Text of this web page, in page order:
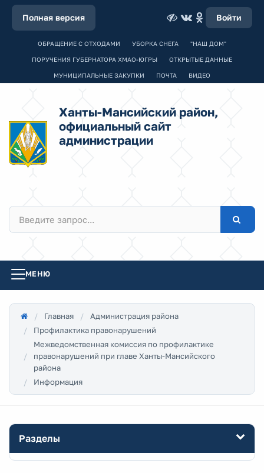
Полная версия Войти
ОБРАЩЕНИЕ С ОТХОДАМИ УБОРКА СНЕГА "НАШ ДОМ"
ПОРУЧЕНИЯ ГУБЕРНАТОРА ХМАО-ЮГРЫ ОТКРЫТЫЕ ДАННЫЕ
МУНИЦИПАЛЬНЫЕ ЗАКУПКИ ПОЧТА ВИДЕО
Ханты-Мансийский район,
официальный сайт
администрации
МЕНЮ
Главная
Администрация района
Профилактика правонарушений
Межведомственная комиссия по профилактике
правонарушений при главе Ханты-Мансийского
района
Информация
Разделы